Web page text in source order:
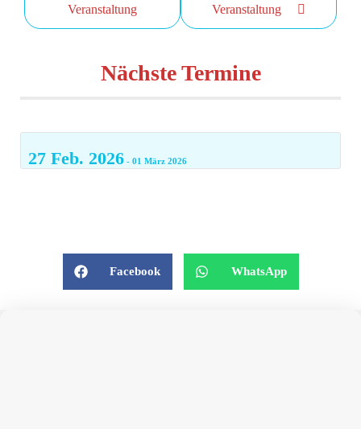
Veranstaltung Veranstaltung
Nächste Termine
27 Feb. 2026 - 01 März 2026
Facebook WhatsApp